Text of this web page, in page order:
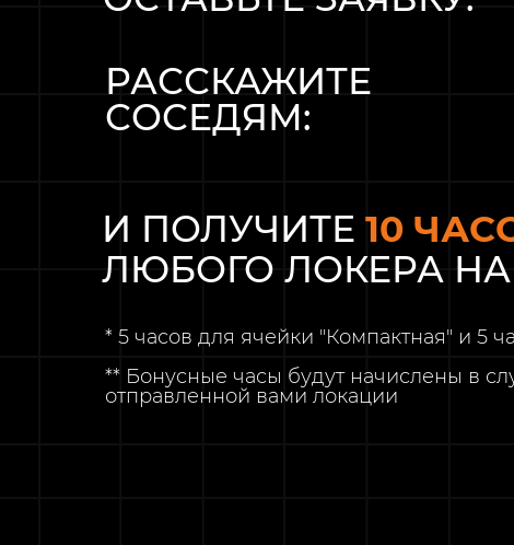
И ПОЛУЧИТЕ 10
ЛЮБОГО ЛОКЕРА
* 5 часов для ячейки "Компактная" и 5
** Бонусные часы будут начислены в
отправленной вами локации
РАССКАЖИТЕ
СОСЕДЯМ: